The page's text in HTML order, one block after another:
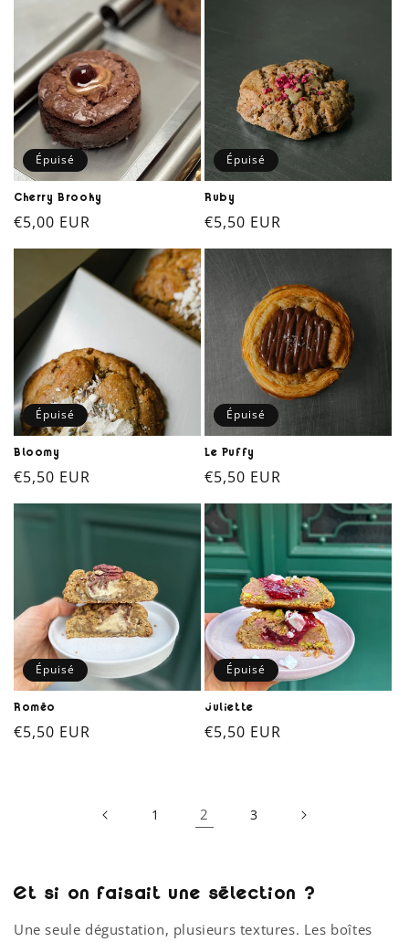
Épuisé
Cherry Brooky
Prix
habituel
€5,00 EUR
Épuisé
Ruby
Prix
habituel
€5,50 EUR
Épuisé
Bloomy
Prix
habituel
€5,50 EUR
Épuisé
Le Puffy
Prix
habituel
€5,50 EUR
Épuisé
Roméo
Prix
€5,50 EUR
Épuisé
Juliette
Prix
€5,50 EUR
1 2 3
Et si on faisait une sélection ?
Une seule dégustation, plusieurs textures. Les boîtes